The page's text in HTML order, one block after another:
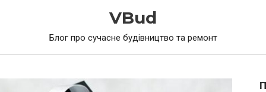
VBud
Блог про сучасне будівництво та ремонт